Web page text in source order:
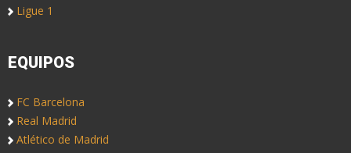
Ligue 1
EQUIPOS
FC Barcelona
Real Madrid
Atlético de Madrid